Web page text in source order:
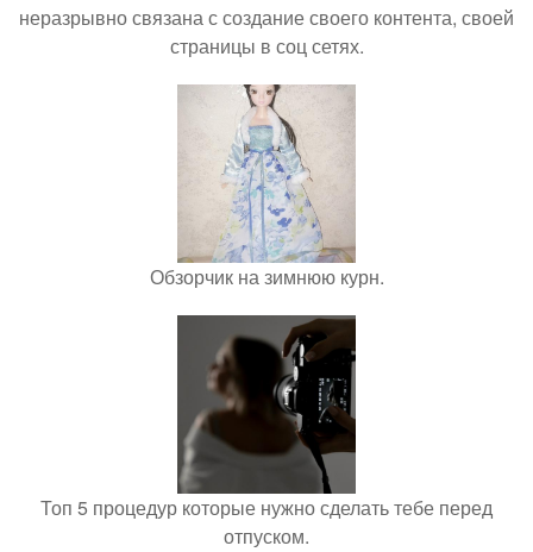
неразрывно связана с создание своего контента, своей
страницы в соц сетях.
Обзорчик на зимнюю курн.
Топ 5 процедур которые нужно сделать тебе перед
отпуском.